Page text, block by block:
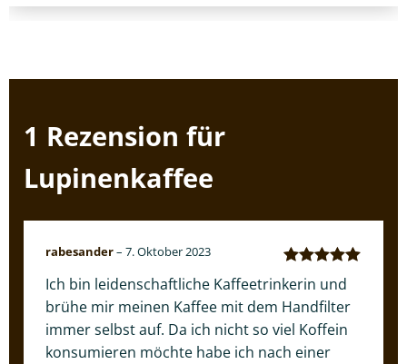
1 Rezension für
Lupinenkaffee
Bewertet mit
rabesander– 7. Oktober 2023
Ich bin leidenschaftliche Kaffeetrinkerin und
brühe mir meinen Kaffee mit dem Handfilter
immer selbst auf. Da ich nicht so viel Koffein
konsumieren möchte habe ich nach einer